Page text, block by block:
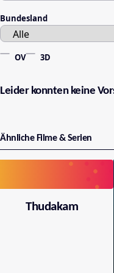
Bundesland
OV 3D
Leider konnten keine
Ähnliche Filme & Serien
Thudakam